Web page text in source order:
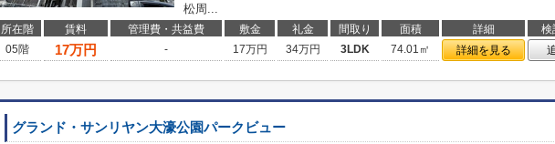
松周...
所在階 賃料 管理費・共益費 敷金 礼金 間取り 面積 詳細
検
05階
17万円 - 17万円 34万円 3LDK 74.01㎡ 詳細を見る
グランド・サンリヤン大濠公園パークビュー